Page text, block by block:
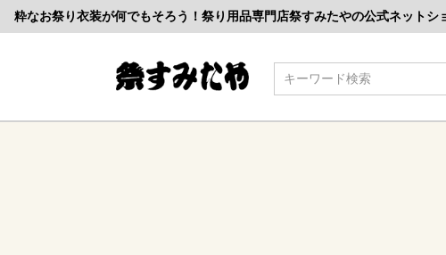
粋なお祭り衣装が何でもそろう！祭り用品専門店祭すみたやの公式ネット